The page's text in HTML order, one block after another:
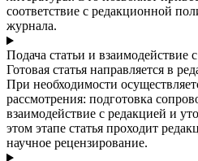
соответствие с редакционной
журнала.
Подача статьи и взаимодействие
Готовая статья направляется в
При необходимости
рассмотрения: подготовка
взаимодействие с редакцией и
этом этапе статья проходит
научное рецензирование.